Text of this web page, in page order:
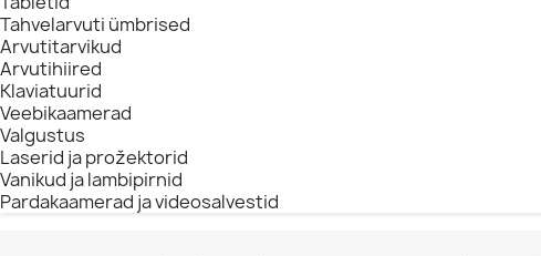
Tahvelarvuti ümbrised
Arvutitarvikud
Arvutihiired
Klaviatuurid
Veebikaamerad
Valgustus
Laserid ja prožektorid
Vanikud ja lambipirnid
Pardakaamerad ja videosalvestid